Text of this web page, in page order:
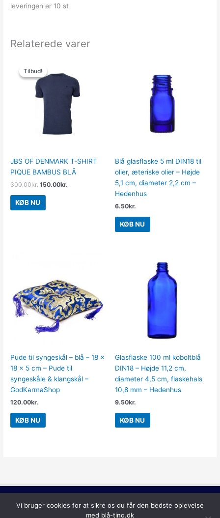
leveringen er 10 st
Relaterede varer
Tilbud!
Tilbud!
JBS OF DENMARK T-SHIRT
PIQUE BAMBUS BLÅ
300.00kr.
oprindelige
pris
300.00kr..
150.00kr.
pris
150.00kr..
KØB NU
Blå glasflaske 5 ml DIN18 til
olier, æteriske olier – Højde
5,1 cm, diameter 2,2 cm –
Hedenhus
6.50kr.
KØB NU
Pude til syngeskål – blå – 18 x
18 x 5 cm – Pude til
syngeskåle & klangskål –
GodKarmaShop
120.00kr.
KØB NU
Glasflaske 100 ml koboltblå
DIN18 – Højde 11,2 cm,
diameter 4,5 cm, flaskehals
10,8 mm – Hedenhus
9.50kr.
KØB NU
Copyright © 2026 Blå Ting
Vi bruger cookies for at sikre os du får den bedste oplevelse
med blå-ting.dk